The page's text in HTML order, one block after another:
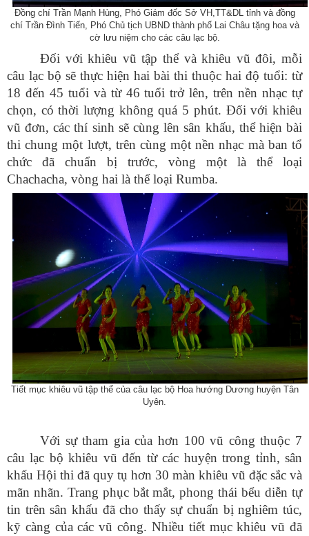
Đồng chí Trần Mạnh Hùng, Phó Giám đốc Sở VH,TT&DL tỉnh và đồng
chí Trần Đình Tiến, Phó Chủ tịch UBND thành phố Lai Châu tặng hoa và
cờ lưu niệm cho các câu lạc bộ.
Đối với khiêu vũ tập thể và khiêu vũ đôi, mỗi
câu lạc bộ sẽ thực hiện hai bài thi thuộc hai độ tuổi: từ
18 đến 45 tuổi và từ 46 tuổi trở lên, trên nền nhạc tự
chọn, có thời lượng không quá 5 phút. Đối với khiêu
vũ đơn, các thí sinh sẽ cùng lên sân khấu, thể hiện bài
thi chung một lượt, trên cùng một nền nhạc mà ban tổ
chức đã chuẩn bị trước, vòng một là thể loại
Chachacha, vòng hai là thể loại Rumba.
Tiết mục khiêu vũ tập thể của câu lạc bộ Hoa hướng Dương huyện Tân
Uyên.
Với sự tham gia của hơn 100 vũ công thuộc 7
câu lạc bộ khiêu vũ đến từ các huyện trong tỉnh, sân
khấu Hội thi đã quy tụ hơn 30 màn khiêu vũ đặc sắc và
mãn nhãn. Trang phục bắt mắt, phong thái bểu diễn tự
tin trên sân khấu đã cho thấy sự chuẩn bị nghiêm túc,
kỹ càng của các vũ công. Nhiều tiết mục khiêu vũ đã